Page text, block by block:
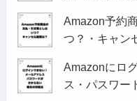
Amazon予約
つ？・キャン
Amazonにロ
ス・パスワー